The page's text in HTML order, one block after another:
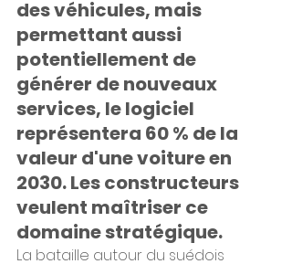
des véhicules, mais
permettant aussi
potentiellement de
générer de nouveaux
services, le logiciel
représentera 60 % de la
valeur d'une voiture en
2030. Les constructeurs
veulent maîtriser ce
domaine stratégique.
La bataille autour du suédois